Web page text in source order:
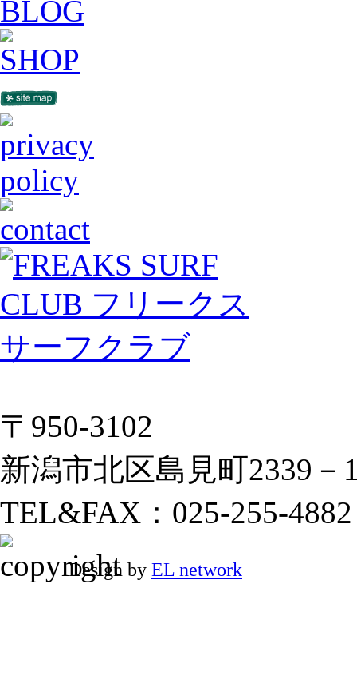
〒950-3102
新潟市北区島見町2339－
TEL&FAX：025-255-4882
Design by EL network